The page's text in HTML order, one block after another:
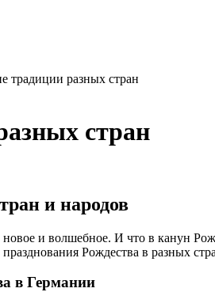
традиции разных стран
стран
и народов
и волшебное. И что в канун
Рождества в разных
в Германии